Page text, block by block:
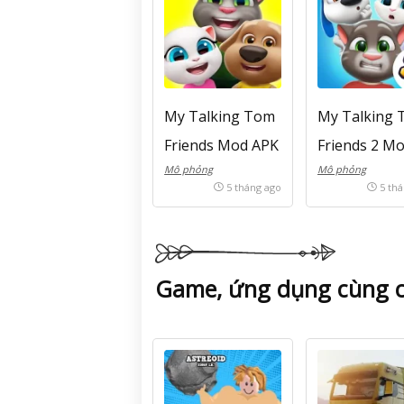
My Talking Tom
Friends Mod APK
(Vô hạn tiền)
v25.4.3.16979
Mô phỏng
5 tháng ago
My Talking
Friends 2
APK (Vô hạn
tiền)
Mô phỏng
5
Game, ứng dụng cùng